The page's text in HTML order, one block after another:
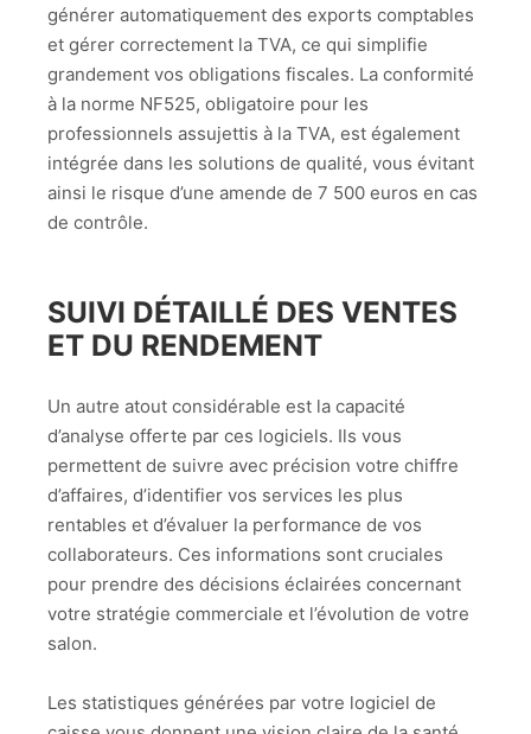
générer automatiquement des exports comptables
et gérer correctement la TVA, ce qui simplifie
grandement vos obligations fiscales. La conformité
à la norme NF525, obligatoire pour les
professionnels assujettis à la TVA, est également
intégrée dans les solutions de qualité, vous évitant
ainsi le risque d’une amende de 7 500 euros en cas
de contrôle.
SUIVI DÉTAILLÉ DES VENTES
ET DU RENDEMENT
Un autre atout considérable est la capacité
d’analyse offerte par ces logiciels. Ils vous
permettent de suivre avec précision votre chiffre
d’affaires, d’identifier vos services les plus
rentables et d’évaluer la performance de vos
collaborateurs. Ces informations sont cruciales
pour prendre des décisions éclairées concernant
votre stratégie commerciale et l’évolution de votre
salon.
Les statistiques générées par votre logiciel de